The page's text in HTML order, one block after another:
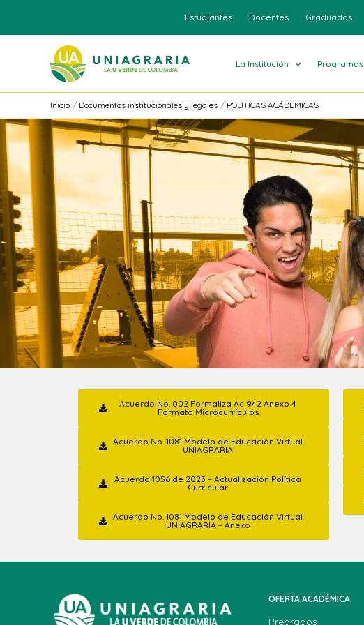
contenido
Estudiantes Docentes Graduados
La Institución Programas
Inicio Documentos institucionales y legales POLÍTICAS ACÁDEMICAS
Acuerdo No. 002 Formaliza Ac 942 Anexo 4
Formato Microcurrículos
Acuerdo No. 1081 Modelo de Educación Virtual
UNIAGRARIA
Acuerdo 1056 de 2023 – Actualización Política
Curricular
Acuerdo No. 1081 Modelo de Educación Virtual
UNIAGRARIA – Anexo
OFERTA ACADÉMICA
Pregrados